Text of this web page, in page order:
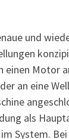
und
einen Motor
an eine
als
System.